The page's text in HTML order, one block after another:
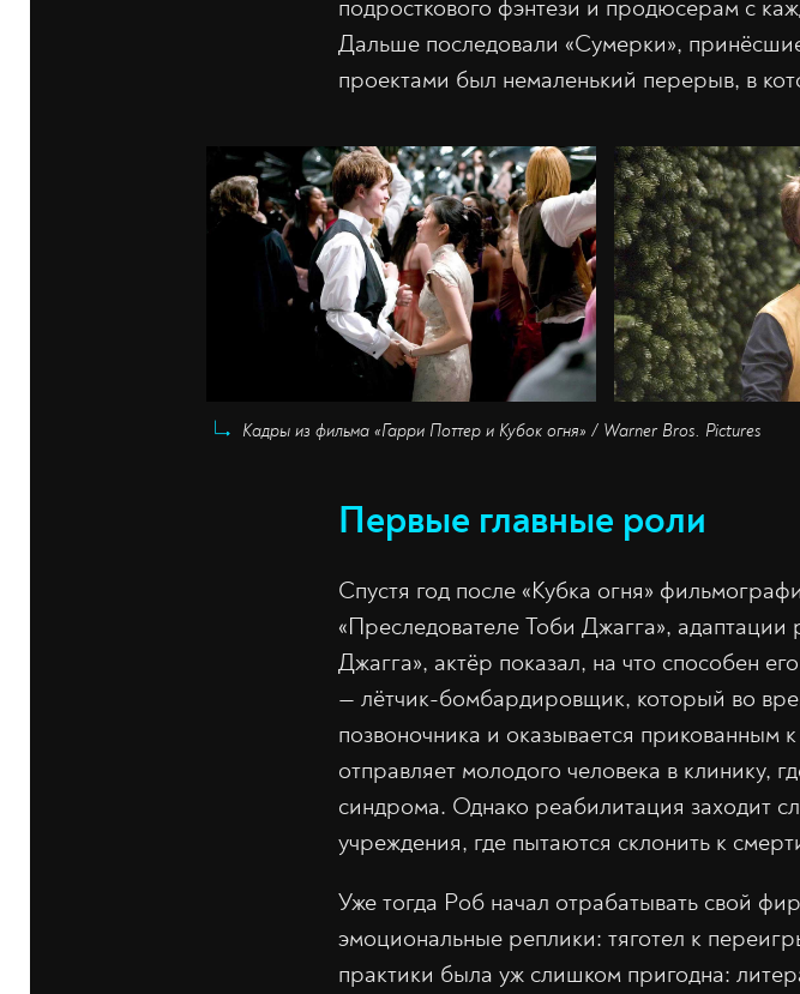
подросткового фэнтези и продюсерам с
Дальше последовали «Сумерки»,
проектами был немаленький перерыв, в
Кадры из фильма «Гарри Поттер и Кубок огня» / Warner Bros. Pictures
Первые главные роли
Спустя год после «Кубка огня»
«Преследователе Тоби Джагга»,
Джагга», актёр показал, на что способен
— лётчик-бомбардировщик, который во
позвоночника и оказывается прикованным
отправляет молодого человека в клинику,
синдрома. Однако реабилитация заходит
учреждения, где пытаются склонить к
Уже тогда Роб начал отрабатывать свой
эмоциональные реплики: тяготел к
практики была уж слишком пригодна: